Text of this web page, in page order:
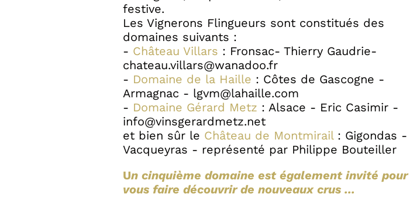
festive.
Les Vignerons Flingueurs sont constitués des
domaines suivants :
- Château Villars : Fronsac- Thierry Gaudrie-
chateau.villars@wanadoo.fr
- Domaine de la Haille : Côtes de Gascogne -
Armagnac - lgvm@lahaille.com
- Domaine Gérard Metz : Alsace - Eric Casimir -
info@vinsgerardmetz.net
et bien sûr le Château de Montmirail: Gigondas -
Vacqueyras - représenté par Philippe Bouteiller
Un cinquième domaine est également invité pour
vous faire découvrir de nouveaux crus ...